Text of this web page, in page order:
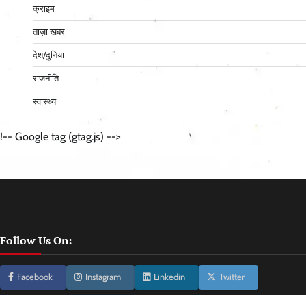
क्राइम
ताज़ा खबर
देश/दुनिया
राजनीति
स्वास्थ्य
!-- Google tag (gtag.js) -->
Follow Us On:
Facebook Instagram Linkedin Twitter